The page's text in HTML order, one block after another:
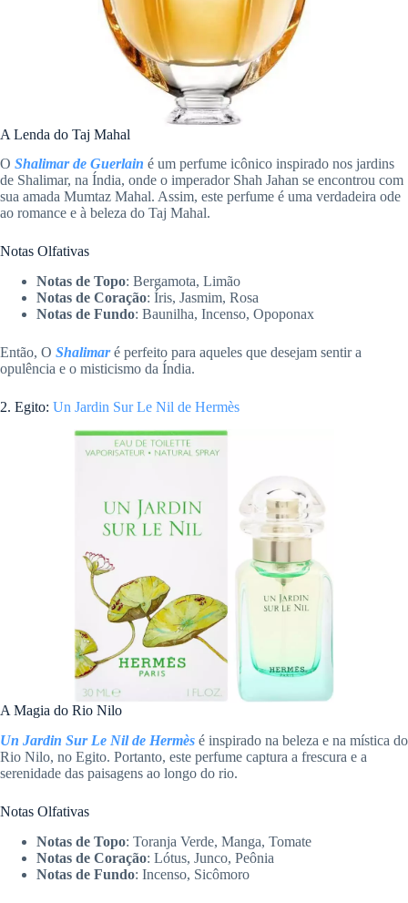
A Lenda do Taj Mahal
O Shalimar de Guerlain é um perfume icônico inspirado nos jardins
de Shalimar, na Índia, onde o imperador Shah Jahan se encontrou com
sua amada Mumtaz Mahal. Assim, este perfume é uma verdadeira ode
ao romance e à beleza do Taj Mahal.
Notas Olfativas
Notas de Topo: Bergamota, Limão
Notas de Coração: Íris, Jasmim, Rosa
Notas de Fundo: Baunilha, Incenso, Opoponax
Então, O Shalimaré perfeito para aqueles que desejam sentir a
opulência e o misticismo da Índia.
2. Egito: Un Jardin Sur Le Nil de Hermès
A Magia do Rio Nilo
Un Jardin Sur Le Nil de Hermès é inspirado na beleza e na mística do
Rio Nilo, no Egito. Portanto, este perfume captura a frescura e a
serenidade das paisagens ao longo do rio.
Notas Olfativas
Notas de Topo: Toranja Verde, Manga, Tomate
Notas de Coração: Lótus, Junco, Peônia
Notas de Fundo: Incenso, Sicômoro